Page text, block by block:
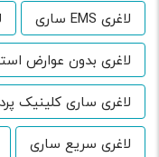
لاغری EMS ساری
لاغری بدون عوارض
لاغری ساری کلینیک
لاغری سریع ساری